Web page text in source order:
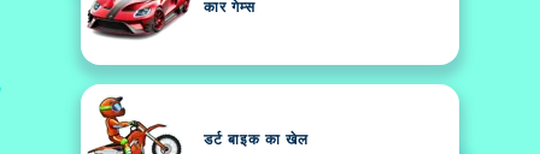
कार गेम्स
डर्ट बाइक का खेल